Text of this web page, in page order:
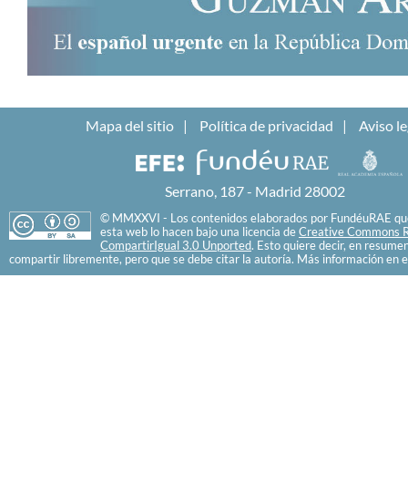
Mapa del sitio Política de privacidad Aviso
Serrano, 187 - Madrid 28002
© MMXXVI - Los contenidos elaborados por FundéuRAE
esta web lo hacen bajo una licencia de Creative Commons
CompartirIgual 3.0 Unported. Esto quiere decir, en
compartir libremente, pero que se debe citar la autoría. Más información en